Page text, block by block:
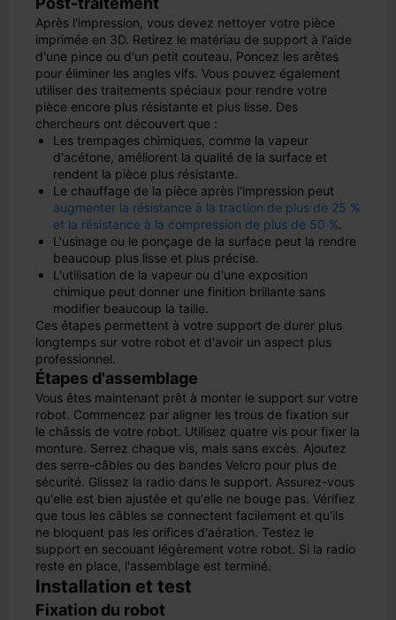
Après l'impression, vous devez nettoyer votre pièce
imprimée en 3D. Retirez le matériau de support à l'aide
d'une pince ou d'un petit couteau. Poncez les arêtes
pour éliminer les angles vifs. Vous pouvez également
utiliser des traitements spéciaux pour rendre votre
pièce encore plus résistante et plus lisse. Des
chercheurs ont découvert que :
Les trempages chimiques, comme la vapeur
d'acétone, améliorent la qualité de la surface et
rendent la pièce plus résistante.
Le chauffage de la pièce après l'impression peut
augmenter la résistance à la traction de plus de 25 %
et la résistance à la compression de plus de 50 %.
L'usinage ou le ponçage de la surface peut la rendre
beaucoup plus lisse et plus précise.
L'utilisation de la vapeur ou d'une exposition
chimique peut donner une finition brillante sans
modifier beaucoup la taille.
Ces étapes permettent à votre support de durer plus
longtemps sur votre robot et d'avoir un aspect plus
professionnel.
Étapes d'assemblage
Vous êtes maintenant prêt à monter le support sur votre
robot. Commencez par aligner les trous de fixation sur
le châssis de votre robot. Utilisez quatre vis pour fixer la
monture. Serrez chaque vis, mais sans excès. Ajoutez
des serre-câbles ou des bandes Velcro pour plus de
sécurité. Glissez la radio dans le support. Assurez-vous
qu'elle est bien ajustée et qu'elle ne bouge pas. Vérifiez
que tous les câbles se connectent facilement et qu'ils
ne bloquent pas les orifices d'aération. Testez le
support en secouant légèrement votre robot. Si la radio
reste en place, l'assemblage est terminé.
Installation et test
Fixation du robot